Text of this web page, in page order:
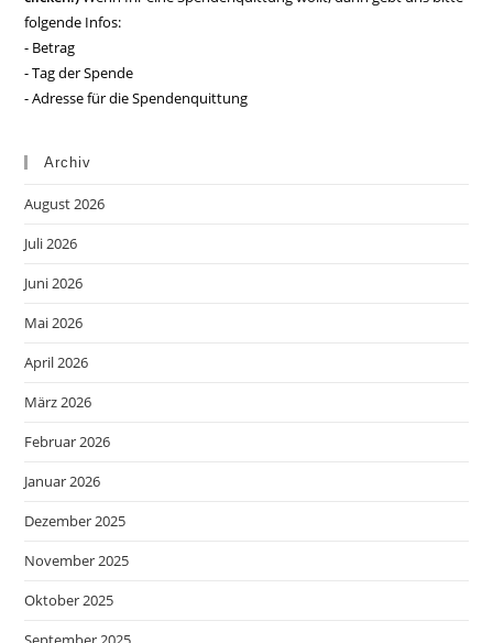
folgende Infos:
- Betrag
- Tag der Spende
- Adresse für die Spendenquittung
Archiv
August 2026
Juli 2026
Juni 2026
Mai 2026
April 2026
März 2026
Februar 2026
Januar 2026
Dezember 2025
November 2025
Oktober 2025